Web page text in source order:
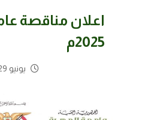
2025م
يونيو 29, 2025